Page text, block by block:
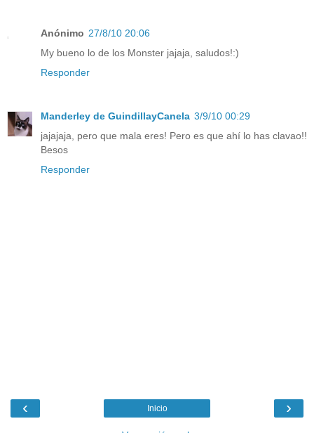
Anónimo 27/8/10 20:06
My bueno lo de los Monster jajaja, saludos!:)
Responder
Manderley de GuindillayCanela 3/9/10 00:29
jajajaja, pero que mala eres! Pero es que ahí lo has clavao!!
Besos
Responder
‹ ›
Inicio